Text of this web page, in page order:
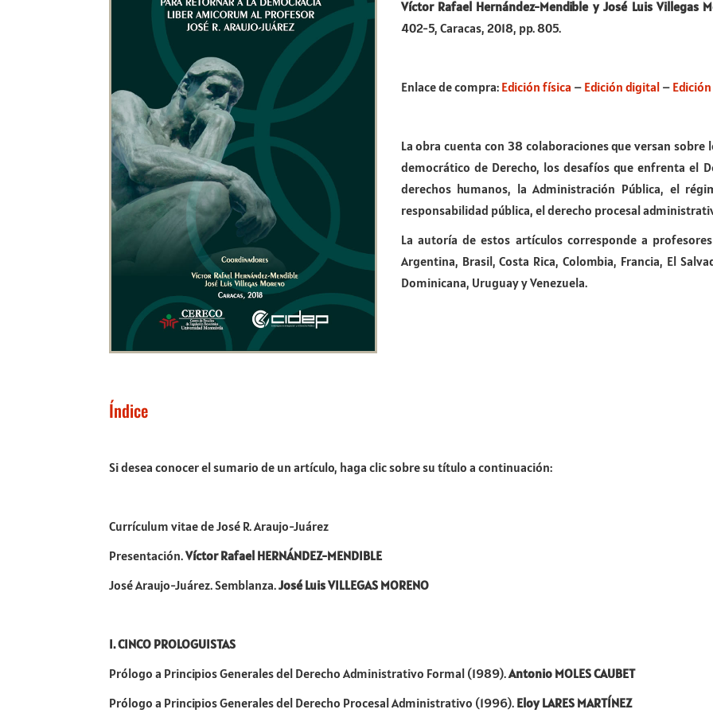
Víctor Rafael Hernández-Mendible y José Luis Villegas
402-5, Caracas, 2018, pp. 805.
Enlace de compra: Edición física – Edición digital–
La obra cuenta con 38 colaboraciones que versan sobre
democrático de Derecho, los desafíos que enfrenta el
derechos humanos, la Administración Pública, el
responsabilidad pública, el derecho procesal
La autoría de estos artículos corresponde a
Argentina, Brasil, Costa Rica, Colombia, Francia, El
Dominicana, Uruguay y Venezuela.
Índice
Si desea conocer el sumario de un artículo, haga clic sobre su título a continuación:
Currículum vitae de José R. Araujo-Juárez
Presentación.Víctor Rafael HERNÁNDEZ-MENDIBLE
José Araujo-Juárez. Semblanza.José Luis VILLEGAS MORENO
I. CINCO PROLOGUISTAS
Prólogo a Principios Generales del Derecho Administrativo Formal (1989).Antonio MOLES CAUBET
Prólogo a Principios Generales del Derecho Procesal Administrativo (1996). Eloy LARES MARTÍNEZ